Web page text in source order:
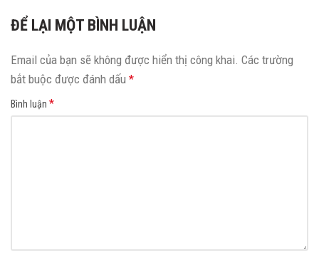
ĐỂ LẠI MỘT BÌNH LUẬN
Email của bạn sẽ không được hiển thị công khai. Các trường
bắt buộc được đánh dấu *
Bình luận *